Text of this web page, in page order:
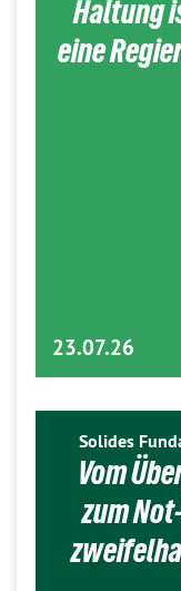
Haltung
eine
23.07.26
Solides
Vom
zum